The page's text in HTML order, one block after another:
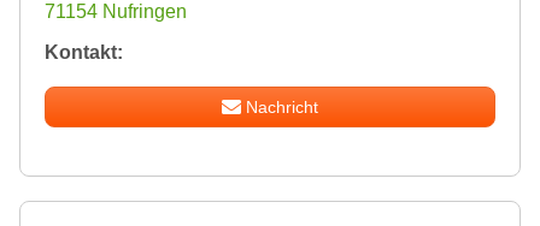
71154 Nufringen
Kontakt:
Nachricht